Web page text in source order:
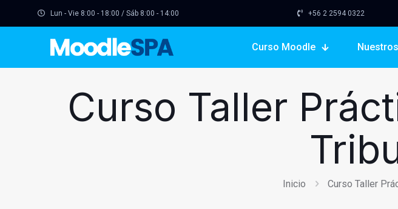
Lun - Vie 8:00 - 18:00 / Sáb 8:00 - 14:00 +56 2 2594 0322
Curso Moodle
Curso Taller
Inicio Curso Taller